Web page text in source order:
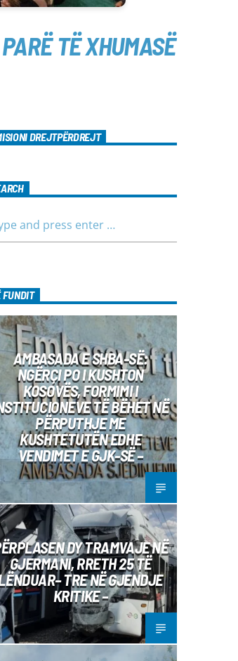
TË XHUMASË
DREJTPËRDREJT
FUNDIT
AMBASADA E SHBA-SË:
NGËRÇI PO I KUSHTON
KOSOVËS, FORMIMI I
TË BËHET NË
PËRPUTHJE ME
KUSHTETUTËN EDHE
VENDIMET E GJK-SË –
DY TRAMVAJE NË
GJERMANI, RRETH 25 TË
TRE NË GJENDJE
KRITIKE –